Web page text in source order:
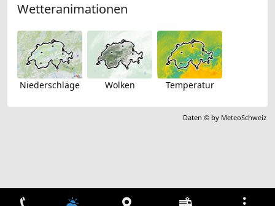
Wetteranimationen
Niederschläge Wolken Temperatur
Daten © by MeteoSchweiz